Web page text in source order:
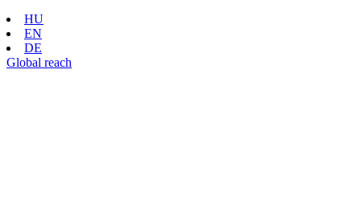
HU
EN
DE
Global reach